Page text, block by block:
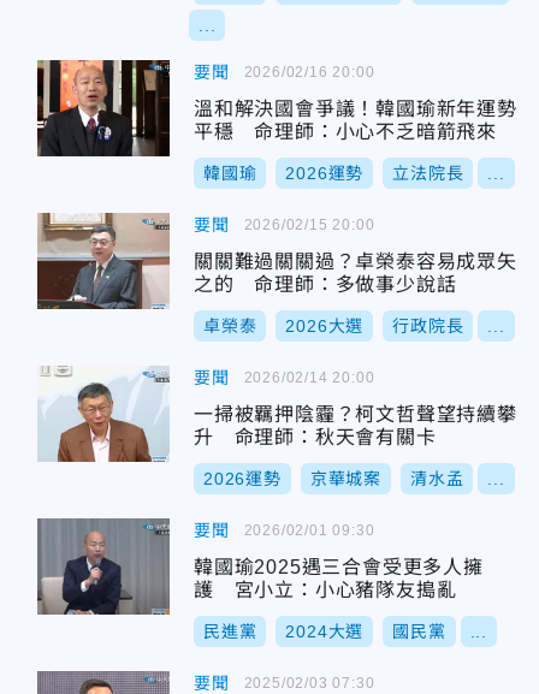
要聞
溫和解決國會爭議！韓國瑜新年運勢
平穩 命理師：小心不乏暗箭飛來
韓國瑜 2026運勢 立法院長
2026/02/16 20:00
要聞
關關難過關關過？卓榮泰容易成眾矢
之的 命理師：多做事少說話
卓榮泰 2026大選 行政院長
2026/02/15 20:00
要聞
一掃被羈押陰霾？柯文哲聲望持續攀
升 命理師：秋天會有關卡
2026運勢 京華城案 清水孟
2026/02/14 20:00
要聞
韓國瑜2025遇三合會受更多人擁
護 宮小立：小心豬隊友搗亂
民進黨 2024大選 國民黨
2026/02/01 09:30
要聞 2025/02/03 07:30